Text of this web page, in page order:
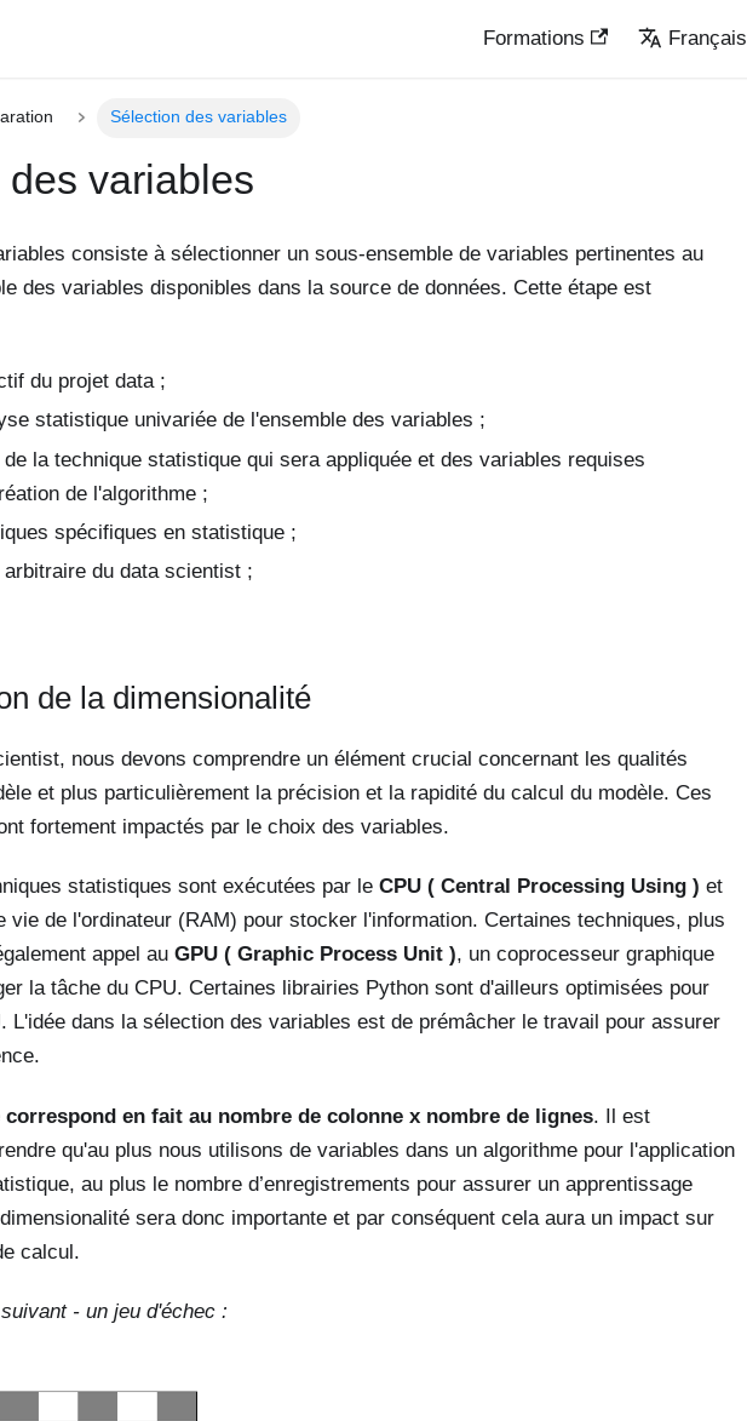
Formations Français
Sélection des variables
variables
consiste à sélectionner un sous-ensemble de variables pertinentes au
des variables disponibles dans la source de données. Cette étape est
du projet data ;
statistique univariée de l'ensemble des variables ;
la technique statistique qui sera appliquée et des variables requises
de l'algorithme ;
spécifiques en statistique ;
arbitraire du data scientist ;
de la dimensionalité
nous devons comprendre un élément crucial concernant les qualités
et plus particulièrement la précision et la rapidité du calcul du modèle. Ces
fortement impactés par le choix des variables.
statistiques sont exécutées par le CPU ( Central Processing Using ) et
vie de l'ordinateur (RAM) pour stocker l'information. Certaines techniques, plus
appel au GPU ( Graphic Process Unit ), un coprocesseur graphique
la tâche du CPU. Certaines librairies Python sont d'ailleurs optimisées pour
L'idée dans la sélection des variables est de prémâcher le travail pour assurer
en fait au nombre de colonne x nombre de lignes. Il est
qu'au plus nous utilisons de variables dans un algorithme pour l'application
au plus le nombre d’enregistrements pour assurer un apprentissage
sera donc importante et par conséquent cela aura un impact sur
calcul.
- un jeu d'échec :